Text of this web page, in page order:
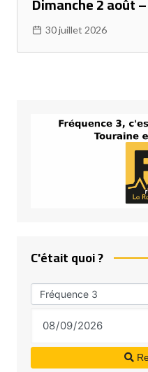
30 juillet 2026
C'était quoi ?